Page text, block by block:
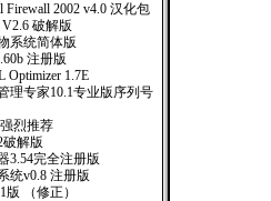
Firewall 2002 v4.0 汉化包
V2.6 破解版
系统简体版
注册版
Optimizer 1.7E
理专家10.1专业版序列号
烈推荐
破解版
3.54完全注册版
统v0.8 注册版
（修正）